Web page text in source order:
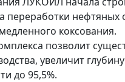
переработки нефтяных
коксования.
позволит
увеличит глубину
до 95,5%.